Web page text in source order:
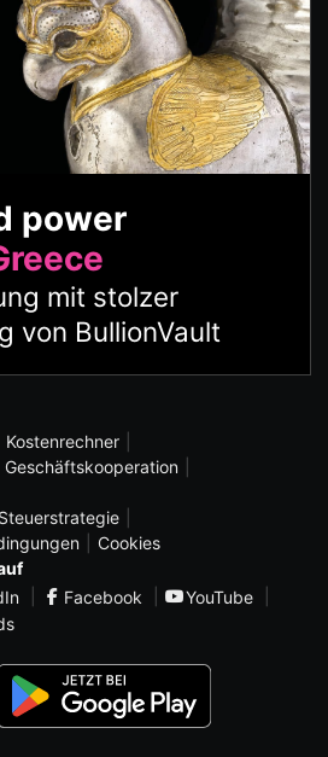
power
mit stolzer
von BullionVault
Kostenrechner
Geschäftskooperation
Steuerstrategie
Cookies
Facebook
YouTube